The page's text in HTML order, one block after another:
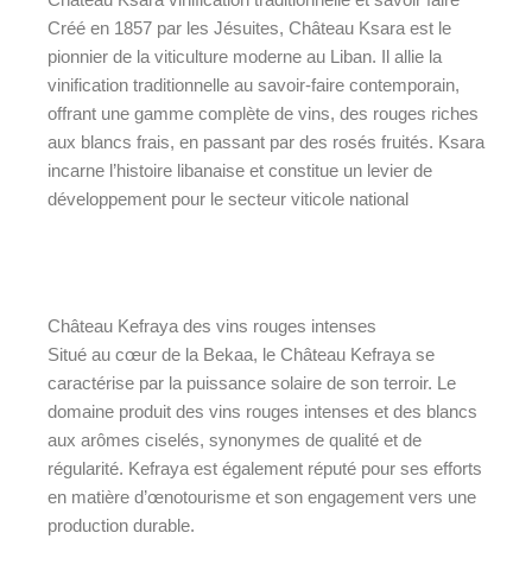
Créé en 1857 par les Jésuites, Château Ksara est le
pionnier de la viticulture moderne au Liban. Il allie la
vinification traditionnelle au savoir-faire contemporain,
offrant une gamme complète de vins, des rouges riches
aux blancs frais, en passant par des rosés fruités. Ksara
incarne l’histoire libanaise et constitue un levier de
développement pour le secteur viticole national
Château Kefraya des vins rouges intenses
Situé au cœur de la Bekaa, le Château Kefraya se
caractérise par la puissance solaire de son terroir. Le
domaine produit des vins rouges intenses et des blancs
aux arômes ciselés, synonymes de qualité et de
régularité. Kefraya est également réputé pour ses efforts
en matière d’œnotourisme et son engagement vers une
production durable.